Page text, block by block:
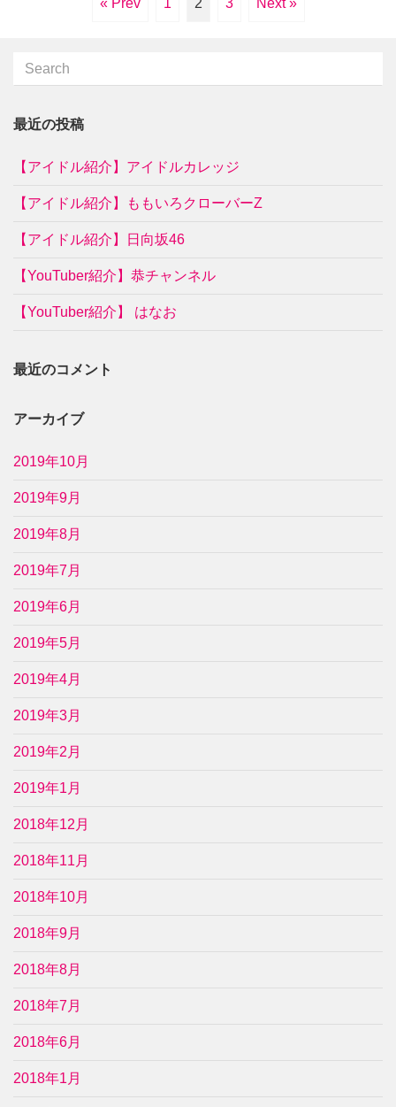
« Prev 1 2 3 Next »
最近の投稿
【アイドル紹介】アイドルカレッジ
【アイドル紹介】ももいろクローバーZ
【アイドル紹介】日向坂46
【YouTuber紹介】恭チャンネル
【YouTuber紹介】 はなお
最近のコメント
アーカイブ
2019年10月
2019年9月
2019年8月
2019年7月
2019年6月
2019年5月
2019年4月
2019年3月
2019年2月
2019年1月
2018年12月
2018年11月
2018年10月
2018年9月
2018年8月
2018年7月
2018年6月
2018年1月